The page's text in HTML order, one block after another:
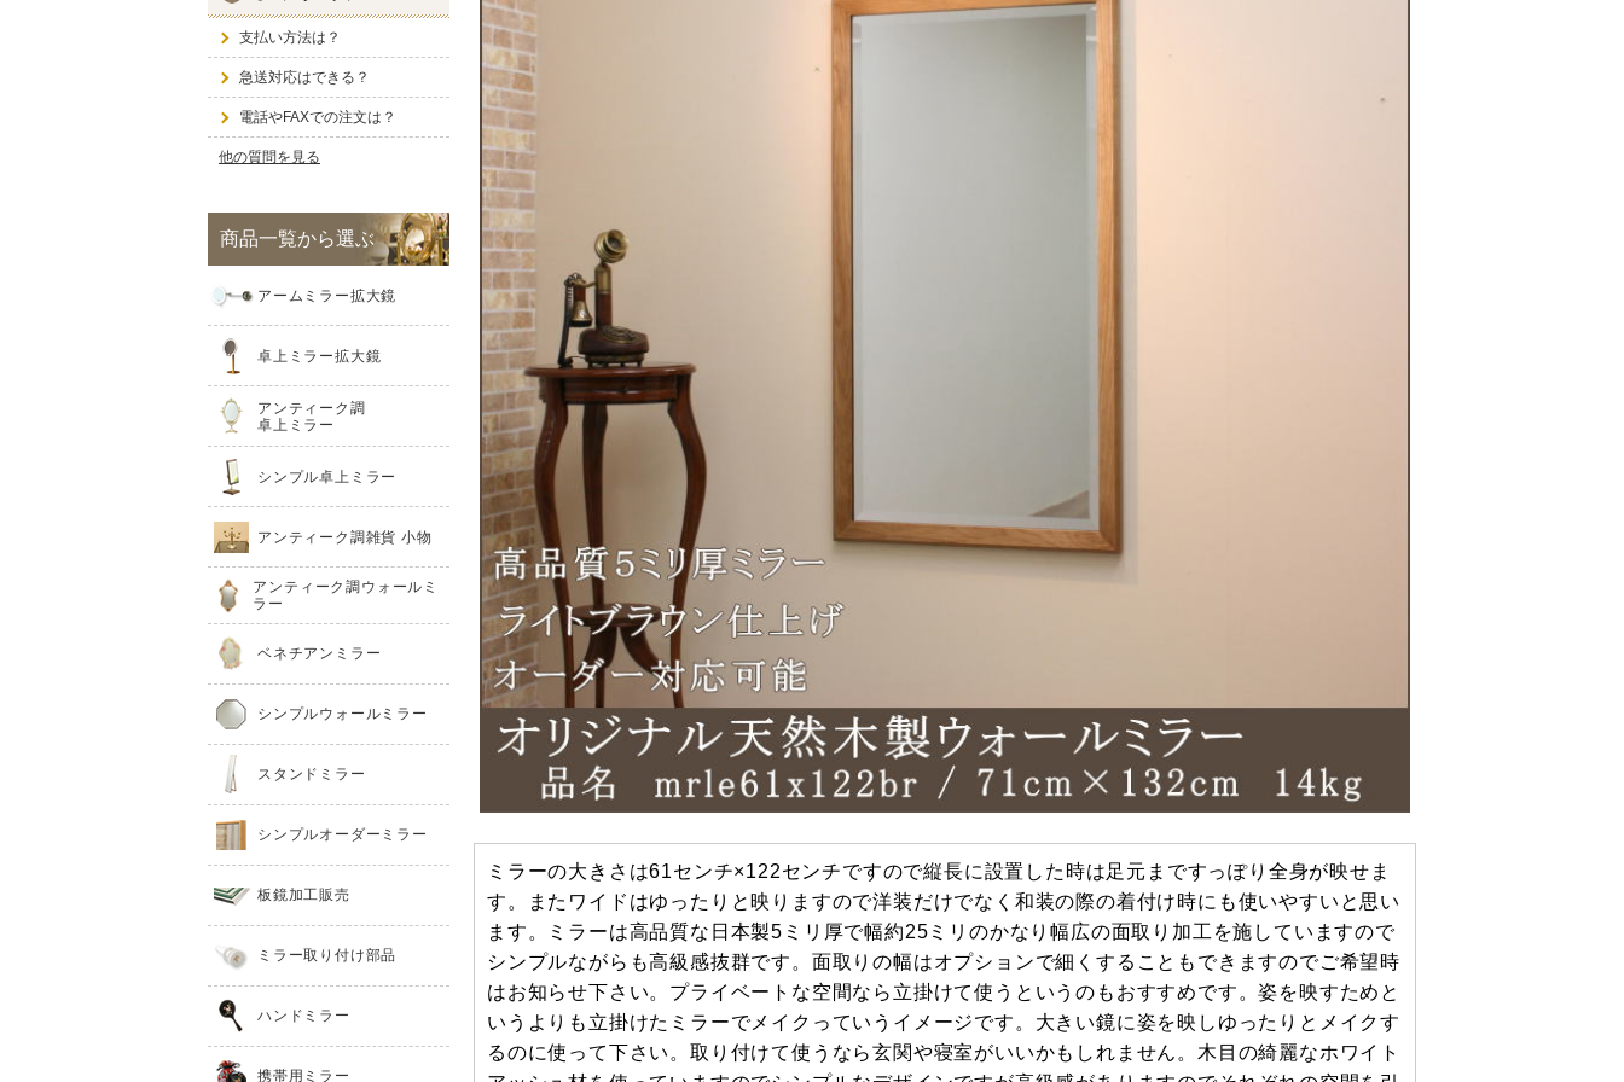
支払い方法は？
急送対応はできる？
電話やFAXでの注文は？
他の質問を見る
商品一覧から選ぶ
アームミラー拡大鏡
卓上ミラー拡大鏡
アンティーク調
卓上ミラー
シンプル卓上ミラー
アンティーク調雑貨 小物
アンティーク調ウォールミ
ラー
ベネチアンミラー
シンプルウォールミラー
スタンドミラー
シンプルオーダーミラー
板鏡加工販売
ミラー取り付け部品
ハンドミラー
携帯用ミラー
ミラーの大きさは61センチ×122センチですので縦長に設置した時は足元まですっぽり全身が映せま
す。またワイドはゆったりと映りますので洋装だけでなく和装の際の着付け時にも使いやすいと思い
ます。ミラーは高品質な日本製5ミリ厚で幅約25ミリのかなり幅広の面取り加工を施していますので
シンプルながらも高級感抜群です。面取りの幅はオプションで細くすることもできますのでご希望時
はお知らせ下さい。プライベートな空間なら立掛けて使うというのもおすすめです。姿を映すためと
いうよりも立掛けたミラーでメイクっていうイメージです。大きい鏡に姿を映しゆったりとメイクす
るのに使って下さい。取り付けて使うなら玄関や寝室がいいかもしれません。木目の綺麗なホワイト